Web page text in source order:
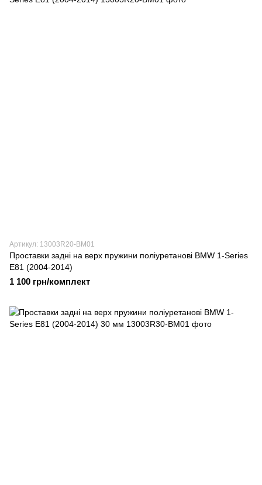
Артикул: 13003R20-BM01
Проставки задні на верх пружини поліуретанові BMW 1-Series
E81 (2004-2014)
1 100 грн/комплект